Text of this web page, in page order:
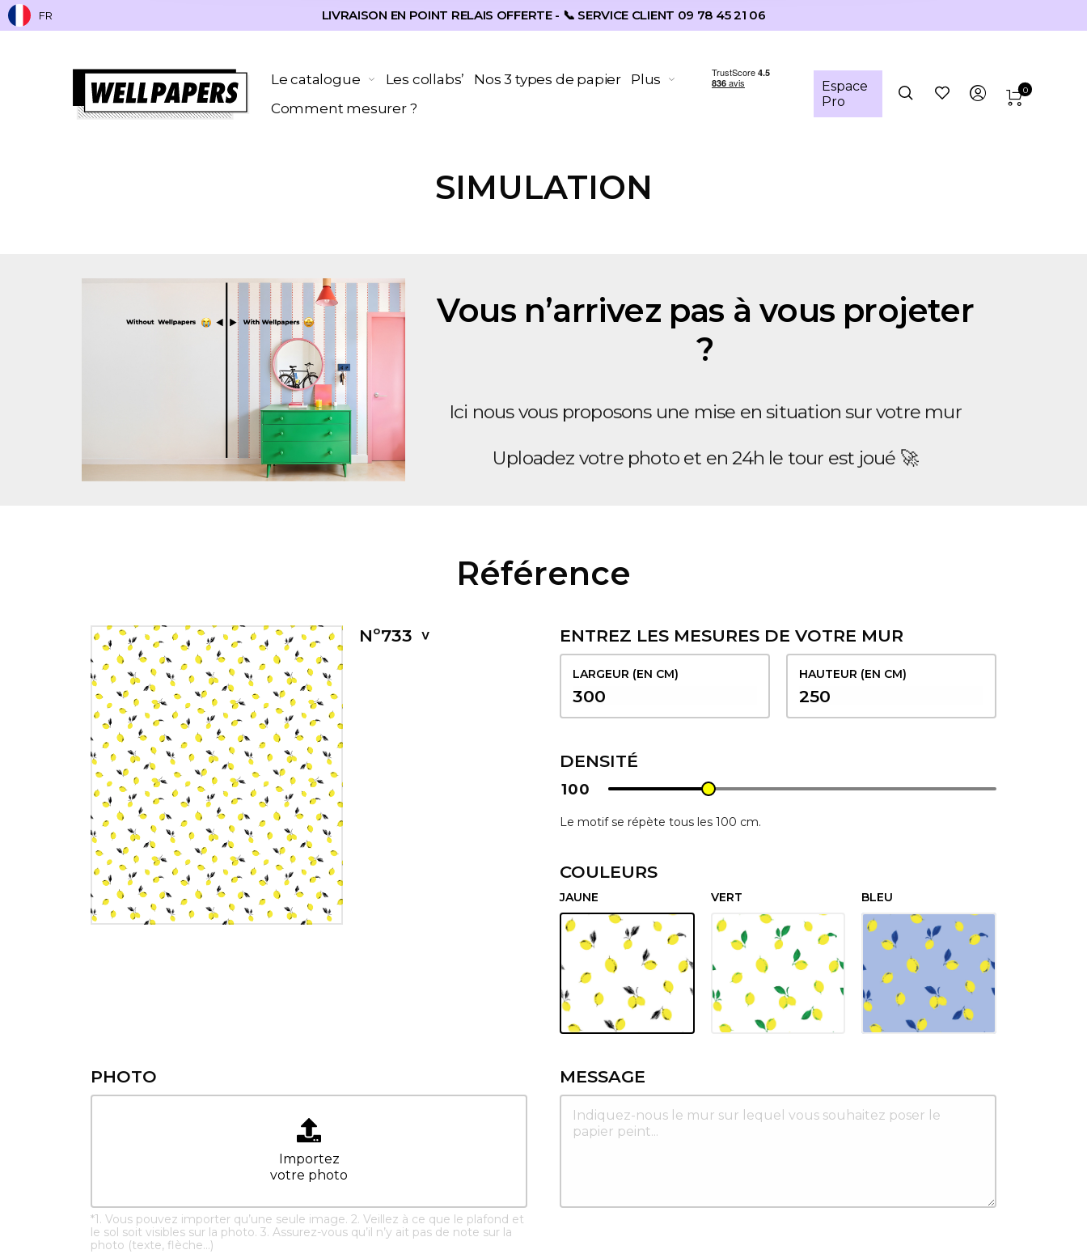
FR LIVRAISON EN POINT RELAIS OFFERTE - 📞 SERVICE CLIENT 09 78 45 21 06
Le catalogue Les collabs’ Nos 3 types de papier
Plus
Comment mesurer ?
Espace
Pro
0
SIMULATION
Vous n’arrivez pas à vous projeter
?
Ici nous vous proposons une mise en situation sur votre mur
Uploadez votre photo et en 24h le tour est joué 🚀
Référence
Nº733 ENTREZ LES MESURES DE VOTRE MUR
LARGEUR (EN CM) HAUTEUR (EN CM)
DENSITÉ
100
Le motif se répète tous les 100 cm.
COULEURS
JAUNE VERT BLEU
PHOTO
Importez
votre photo
*1. Vous pouvez importer qu’une seule image. 2. Veillez à ce que le plafond et
le sol soit visibles sur la photo. 3. Assurez-vous qu’il n’y ait pas de note sur la
photo (texte, flèche...)
MESSAGE